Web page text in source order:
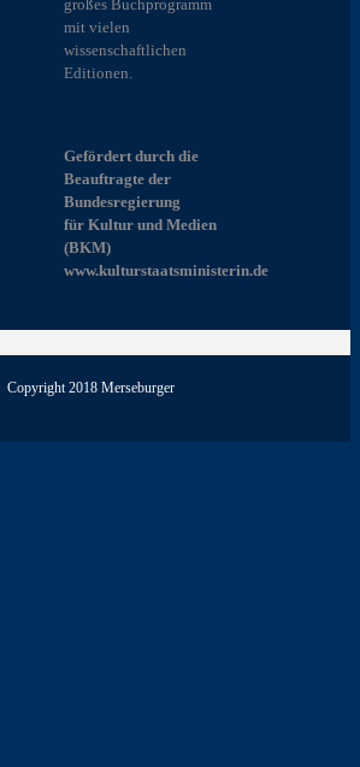
großes Buchprogramm
mit vielen
wissenschaftlichen
Editionen.
Gefördert durch die
Beauftragte der
Bundesregierung
für Kultur und Medien
(BKM)
www.kulturstaatsministerin.de
Copyright 2018 Merseburger